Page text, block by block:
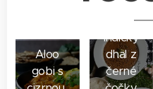
Aloo
gobi s
Indický
dhal z
černé